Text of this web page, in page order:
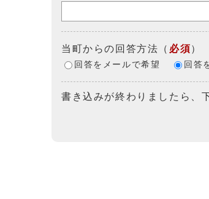
当町からの回答方法 （ 必須）
回答をメールで希望 回答
書き込みが終わりましたら、